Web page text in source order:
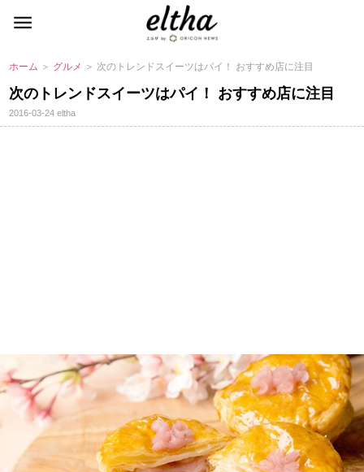
ホーム ＞ グルメ ＞ 次のトレンドスイーツはパイ！ おすすめ店に注目
次のトレンドスイーツはパイ！ おすすめ店に注目
2016-03-24eltha